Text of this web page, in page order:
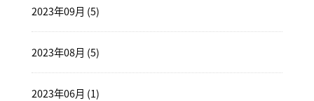
2023年09月 (5)
2023年08月 (5)
2023年06月 (1)